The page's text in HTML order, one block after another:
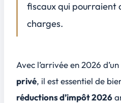
fiscaux qui pourraient
charges.
Avec l’arrivée en 2026
privé, il est essentiel de
réductions d’impôt 2026